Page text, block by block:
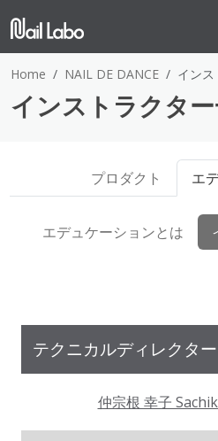
Home NAIL DE DANCE イン
インストラクタ
プロダクト エ
エデュケーションとは
テクニカルディレクター
仲宗根 幸子